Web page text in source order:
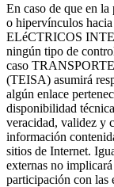
En caso de que en la
o hipervínculos
ELéCTRICOS
ningún tipo de
caso
(TEISA) asumirá
algún enlace
disponibilidad
veracidad, validez y
información
sitios de Internet.
externas no
participación con las